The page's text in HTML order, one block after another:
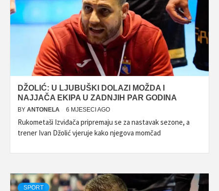
DŽOLIĆ: U LJUBUŠKI DOLAZI MOŽDA I
NAJJAČA EKIPA U ZADNJIH PAR GODINA
BY ANTONELA 6 MJESECI AGO
Rukometaši Izviđača pripremaju se za nastavak sezone, a
trener Ivan Džolić vjeruje kako njegova momčad
SPORT